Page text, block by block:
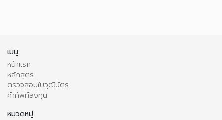
เมนู
หน้าแรก
หลักสูตร
ตรวจสอบใบวุฒิบัตร
คำศัพท์ลงทุน
หมวดหมู่